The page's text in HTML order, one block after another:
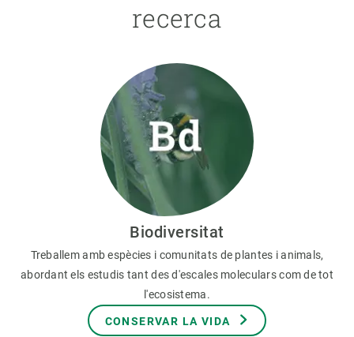
recerca
Biodiversitat
Treballem amb espècies i comunitats de plantes i animals,
abordant els estudis tant des d'escales moleculars com de tot
l'ecosistema.
CONSERVAR LA VIDA